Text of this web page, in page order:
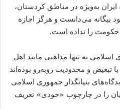
به‌ویژه در مناطق کردستان،
بیگانه می‌دانست و هرگز اجازه
حکومت را نداده است.
نه تنها مذاهبی مانند اهل
تبعیض و محدودیت روبه‌رو بوده‌اند
بنیانگذار جمهوری اسلامی
را در چارچوب «خودی» تعریف